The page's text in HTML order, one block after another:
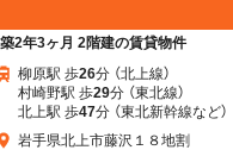
2年3ヶ月 2階建の賃貸物件
柳原駅 歩26分 （北上線）
村崎野駅 歩29分 （東北線）
北上駅 歩47分 （東北新幹線など）
岩手県北上市藤沢１８地割